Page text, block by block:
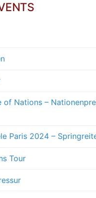
of Nations –
Paris 2024 –
Tour